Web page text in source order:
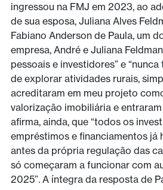
ingressou na FMJ em 2023, ao
de sua esposa, Juliana Alves
Fabiano Anderson de Paula, um
empresa, André e Juliana
pessoais e investidores” e
de explorar atividades rurais,
acreditaram em meu projeto
valorização imobiliária e
afirma, ainda, que “todos os
empréstimos e financiamentos já
antes da própria regulação das
só começaram a funcionar com
2025”. A íntegra da resposta de